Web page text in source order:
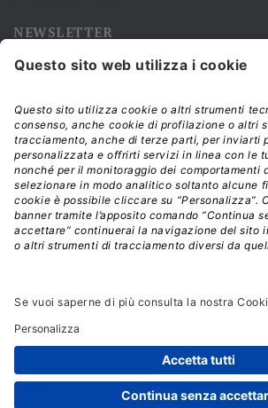
NEWSLETTER
Iscriviti alla nostra newsletter e rimani sempre
Modalità di acquisto e tempi di
Diritto di recesso
Privacy policy
Termini e condizioni
© 2026 - La Tribuna S.r.l. | P.IVA
01107460337
Responsabile della Protezione dei